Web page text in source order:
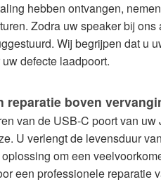
hebben ontvangen,
Zodra uw speaker bij
Wij begrijpen dat u
defecte laadpoort.
reparatie boven
van de USB-C poort van
U verlengt de levensduur
om een
een professionele reparatie